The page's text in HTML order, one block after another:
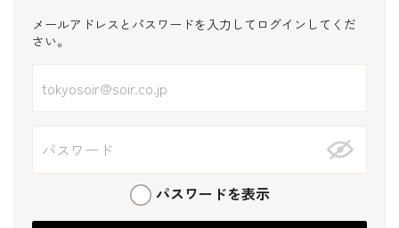
メールアドレスとパスワードを入力してログインしてくだ
さい。
パスワードを表示